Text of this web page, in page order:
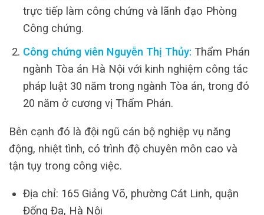
trực tiếp làm công chứng và lãnh đạo Phòng
Công chứng.
Công chứng viên Nguyễn Thị Thủy: Thẩm Phán
ngành Tòa án Hà Nội với kinh nghiệm công tác
pháp luật 30 năm trong ngành Tòa án, trong đó
20 năm ở cương vị Thẩm Phán.
Bên cạnh đó là đội ngũ cán bộ nghiệp vụ năng
động, nhiệt tình, có trình độ chuyên môn cao và
tận tụy trong công việc.
Địa chỉ: 165 Giảng Võ, phường Cát Linh, quận
Đống Đa, Hà Nội